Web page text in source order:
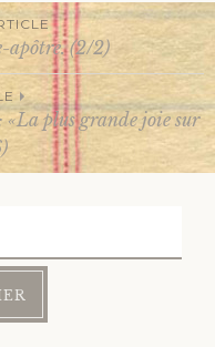
apôtre. (2/2)
plus grande joie sur